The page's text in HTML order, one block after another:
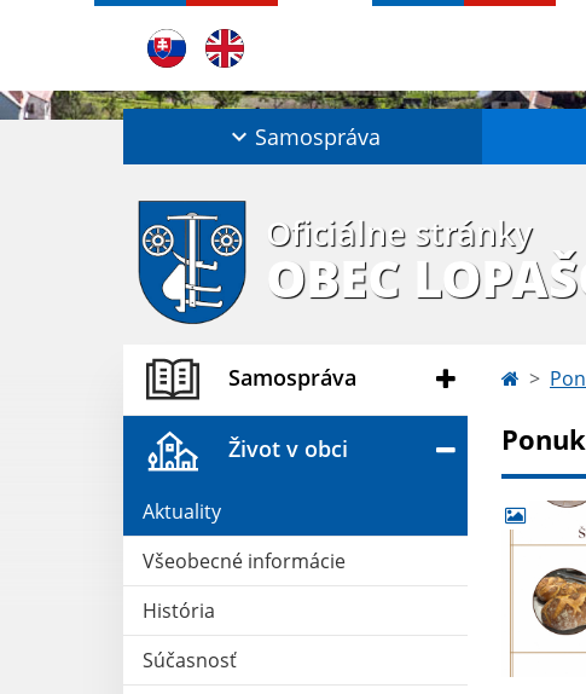
Samospráva
Oficiálne stránky
OBEC
Samospráva
Život v obci
Aktuality
Všeobecné informácie
História
Súčasnosť